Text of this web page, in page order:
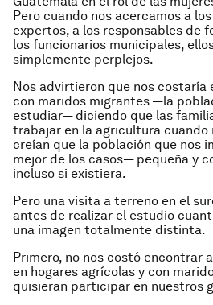
Pero cuando nos acercamos a
expertos, a los responsables de
los funcionarios municipales,
simplemente perplejos.
Nos advirtieron que nos
con maridos migrantes —la
estudiar— diciendo que las
trabajar en la agricultura cuando
creían que la población que nos
mejor de los casos— pequeña y
incluso si existiera.
Pero una visita a terreno en el
antes de realizar el estudio
una imagen totalmente distinta.
Primero, no nos costó encontrar
en hogares agrícolas y con
quisieran participar en nuestros